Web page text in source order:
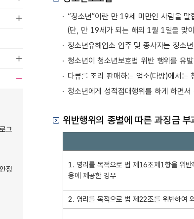
그
정
“청소년”이란 만 19세 미만인 사람을 말
(단, 만 19세가 되는 해의 1월 1일을 맞
청소년유해업소 업주 및 종사자는 청소
청소년이 청소년보호법 위반 행위를 유
다류를 조리 판매하는 업소(다방)에서는
청소년에게 성적접대행위를 하게 하면
위반행위의 종별에 따른 과징금 부
반
위
의
종
별
1. 영리를 목적으로 법 제16조제1항을 위
용에 제공한 경우
2. 영리를 목적으로 법 제22조를 위반하여